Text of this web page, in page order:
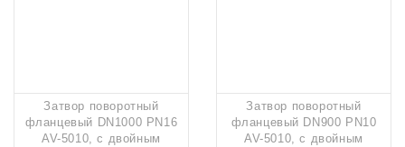
Затвор поворотный
фланцевый DN1000 PN16
AV-5010, с двойным
Затвор поворотный
фланцевый DN900 PN10
AV-5010, с двойным